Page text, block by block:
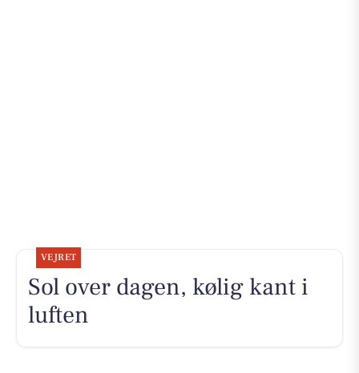
VEJRET
Sol over dagen, kølig kant i
luften